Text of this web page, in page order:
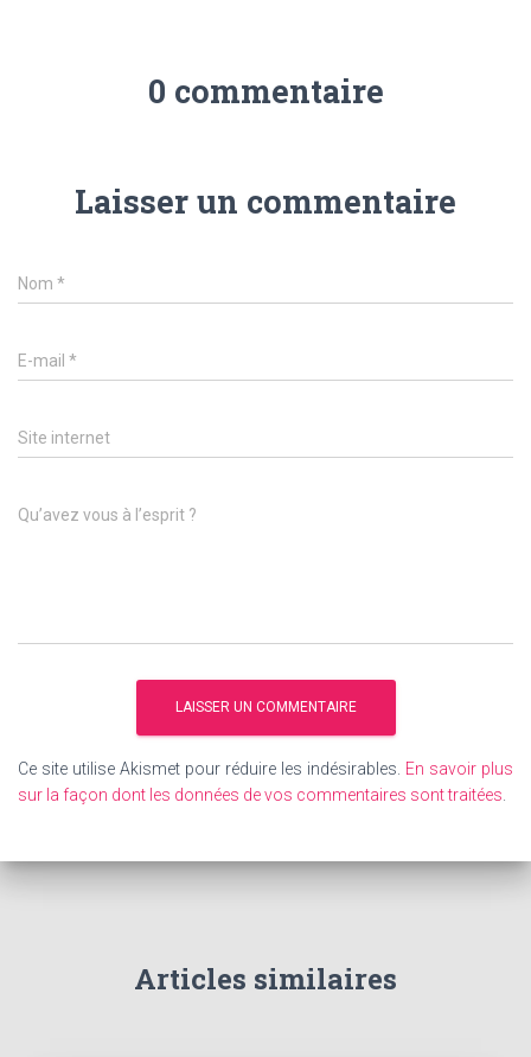
0 commentaire
Laisser un commentaire
Nom *
E-mail *
Site internet
Qu’avez vous à l’esprit ?
Ce site utilise Akismet pour réduire les indésirables. En savoir plus
sur la façon dont les données de vos commentaires sont traitées
Articles similaires